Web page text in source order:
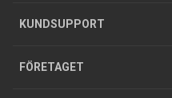
KUNDSUPPORT
Varumärken
FÖRETAGET
Jobba hos oss
Press